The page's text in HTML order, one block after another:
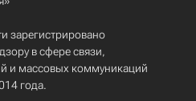
зарегистрировано
в сфере связи,
и массовых коммуникаций
года.